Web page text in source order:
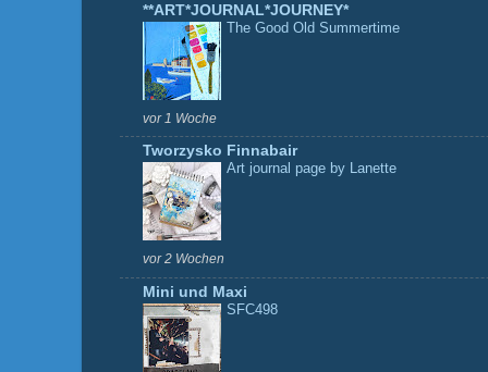
**ART*JOURNAL*JOURNEY*
The Good Old Summertime
vor 1 Woche
Tworzysko Finnabair
Art journal page by Lanette
vor 2 Wochen
Mini und Maxi
SFC498